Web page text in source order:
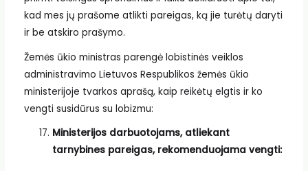
kad mes jų prašome atlikti pareigas, ką jie turėtų daryti
ir be atskiro prašymo.
Žemės ūkio ministras parengė lobistinės veiklos
administravimo Lietuvos Respublikos žemės ūkio
ministerijoje tvarkos aprašą, kaip reikėtų elgtis ir ko
vengti susidūrus su lobizmu:
Ministerijos darbuotojams, atliekant
tarnybines pareigas, rekomenduojama vengti: